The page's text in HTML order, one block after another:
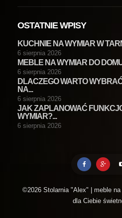
OSTATNIE WPISY
KUCHNIE NA WYMIAR W
6 sierpnia 2026
MEBLE NA WYMIAR DO
6 sierpnia 2026
DLACZEGO WARTO
NA...
6 sierpnia 2026
JAK ZAPLANOWAĆ
WYMIAR?...
6 sierpnia 2026
©2026 Stolarnia "Alex" | meble
dla Ciebie